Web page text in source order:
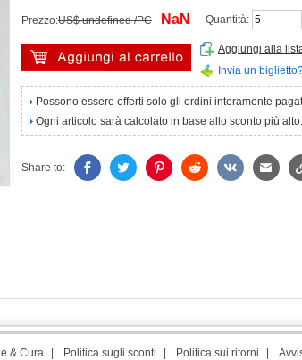
Prezzo:US$ undefined /PC NaN Quantità:
Aggiungi alla
Invia un
Possono essere offerti solo gli ordini interamente
Ogni articolo sarà calcolato in base allo sconto più alto.
Share to:
& Cura Politica sugli sconti Politica sui ritorni